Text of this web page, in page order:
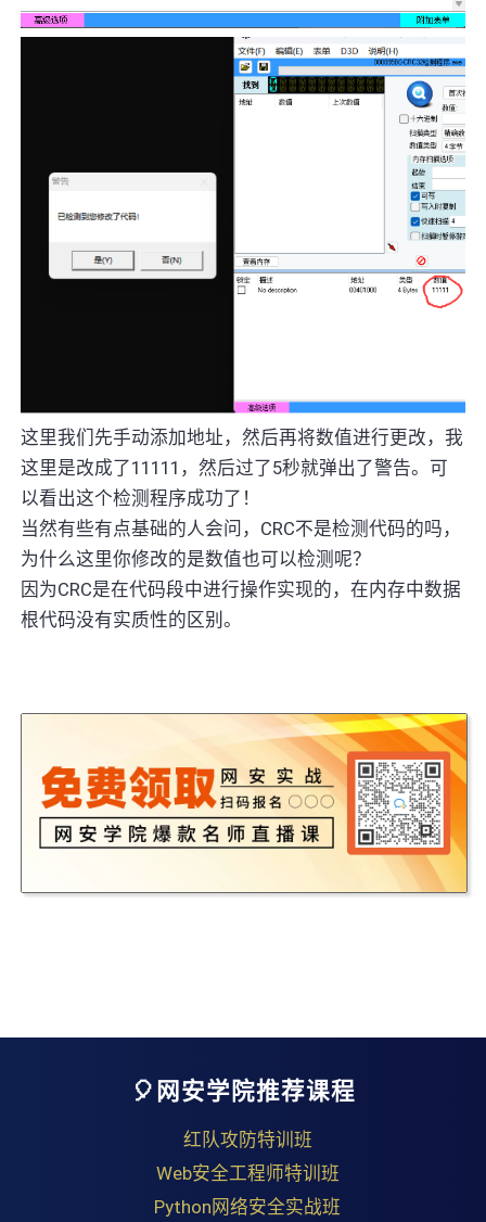
这里我们先手动添加地址，然后再将数值进行更改，我
这里是改成了11111，然后过了5秒就弹出了警告。可
以看出这个检测程序成功了！
当然有些有点基础的人会问，CRC不是检测代码的吗，
为什么这里你修改的是数值也可以检测呢？
因为CRC是在代码段中进行操作实现的，在内存中数据
根代码没有实质性的区别。
🎈网安学院推荐课程
红队攻防特训班
Web安全工程师特训班
Python网络安全实战班